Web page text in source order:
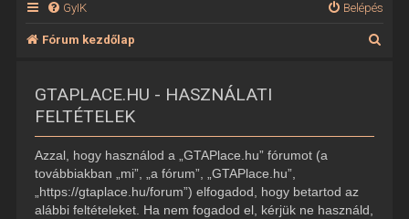
GyIK Belépés
Fórum kezdőlap
GTAPLACE.HU - HASZNÁLATI
FELTÉTELEK
Azzal, hogy használod a „GTAPlace.hu” fórumot (a
továbbiakban „mi”, „a fórum”, „GTAPlace.hu”,
„https://gtaplace.hu/forum”) elfogadod, hogy betartod az
alábbi feltételeket. Ha nem fogadod el, kérjük ne használd,